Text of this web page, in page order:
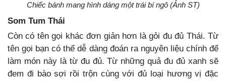
Chiếc bánh mang hình dáng một trái bí ngô (Ảnh ST)
Som Tum Thái
Còn có tên gọi khác đơn giản hơn là gỏi đu đủ Thái. Từ
tên gọi bạn có thể dễ dàng đoán ra nguyên liệu chính để
làm món này là từ đu đủ. Từ những quả đu đủ xanh sẽ
đem đi bào sợi rồi trộn cùng với đủ loại hương vị đặc